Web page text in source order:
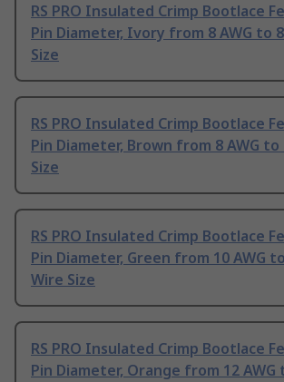
RS PRO Insulated Crimp Bootlace
Pin Diameter, Ivory from 8 AWG to
Size
RS PRO Insulated Crimp Bootlace
Pin Diameter, Brown from 8 AWG to
Size
RS PRO Insulated Crimp Bootlace
Pin Diameter, Green from 10 AWG
Wire Size
RS PRO Insulated Crimp Bootlace
Pin Diameter, Orange from 12 AWG